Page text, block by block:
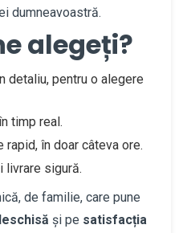
dumneavoastră.
alegeți?
detaliu, pentru o alegere
timp real.
rapid, în doar câteva ore.
livrare sigură.
de familie, care pune
și pe satisfacția